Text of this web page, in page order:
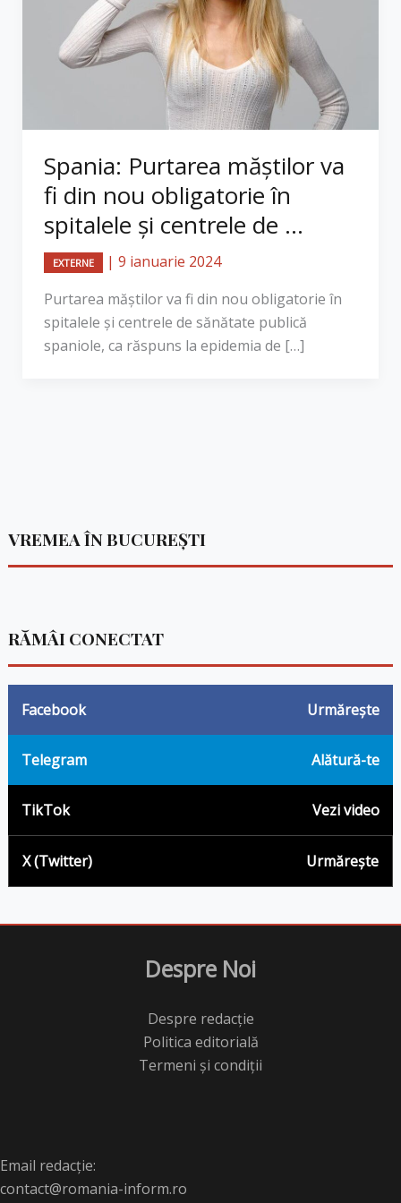
Spania: Purtarea măștilor va
fi din nou obligatorie în
spitalele și centrele de ...
EXTERNE | 9 ianuarie 2024
Purtarea măștilor va fi din nou obligatorie în
spitalele și centrele de sănătate publică
spaniole, ca răspuns la epidemia de […]
VREMEA ÎN BUCUREȘTI
RĂMÂI CONECTAT
Facebook Urmărește
Telegram Alătură-te
TikTok Vezi video
X (Twitter) Urmărește
Despre Noi
Despre redacție
Politica editorială
Termeni și condiții
Email redacție:
contact@romania-inform.ro